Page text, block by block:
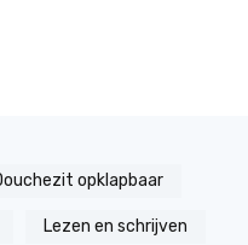
opklapbaar
Lezen en schrijven